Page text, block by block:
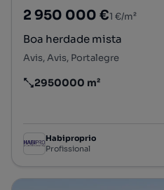
2 950 000 €1 €/m²
Boa herdade mista
Avis, Avis, Portalegre
Preço por metro quadrado
2950000 m²
Habiproprio
Profissional